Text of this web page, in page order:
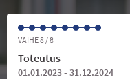
VAIHE 8 / 8
Toteutus
01.01.2023 - 31.12.2024